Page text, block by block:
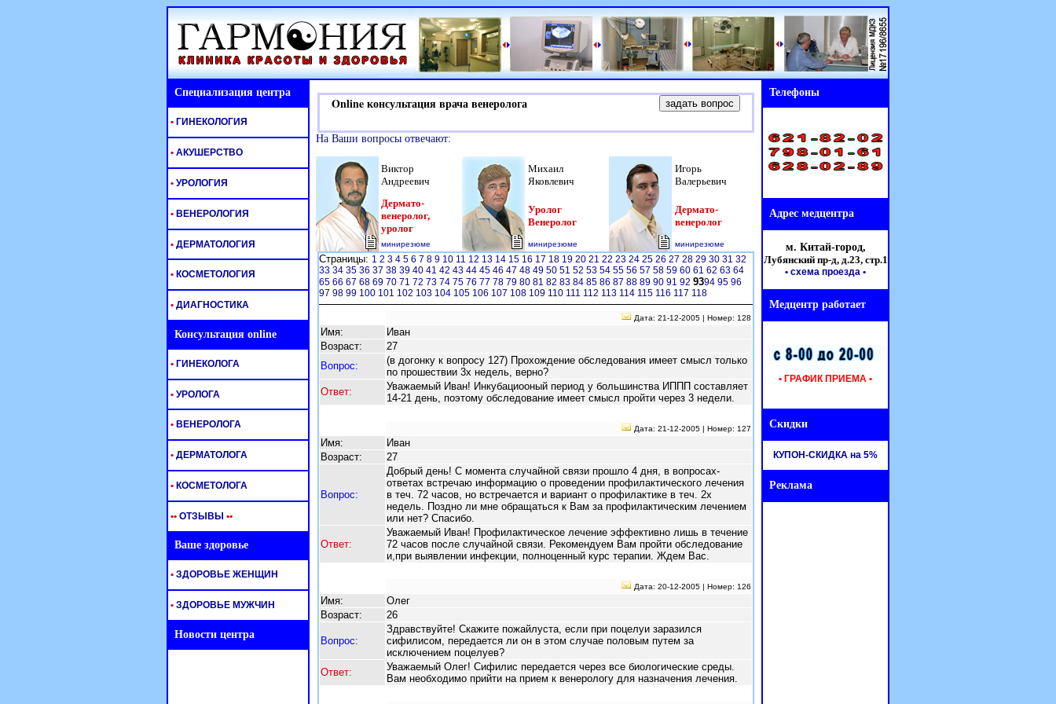
Специализация центра
Online консультация врача венеролога
На Ваши вопросы отвечают:
Виктор
Андреевич
Михаил
Яковлевич
Игорь
Валерьевич
Дермато-
венеролог,
уролог
Уролог
Венеролог
Дермато-
венеролог
минирезюме минирезюме минирезюме
Страницы: 1 2 3 4 5 6 7 8 9 10 11 12 13 14 15 16 17 18 19 20 21 22 23 24 25 26 27 28 29 30 31 32
33 34 35 36 37 38 39 40 41 42 43 44 45 46 47 48 49 50 51 52 53 54 55 56 57 58 59 60 61 62 63 64
65 66 67 68 69 70 71 72 73 74 75 76 77 78 79 80 81 82 83 84 85 86 87 88 89 90 91 92 9394 95 96
97 98 99 100 101 102 103 104 105 106 107 108 109 110 111 112 113 114 115 116 117 118
Дата: 21-12-2005 | Номер: 128
Имя:
Иван
Возраст:
27
Вопрос:
(в догонку к вопросу 127) Прохождение обследования имеет смысл только
по прошествии 3х недель, верно?
Ответ:
Уважаемый Иван! Инкубациооный период у большинства ИППП составляет
14-21 день, поэтому обследование имеет смысл пройти через 3 недели.
Дата: 21-12-2005 | Номер: 127
Имя:
Иван
Возраст:
27
Вопрос:
Добрый день! С момента случайной связи прошло 4 дня, в вопросах-
ответах встречаю информацию о проведении профилактического лечения
в теч. 72 часов, но встречается и вариант о профилактике в теч. 2х
недель. Поздно ли мне обращаться к Вам за профилактическим лечением
или нет? Спасибо.
Ответ:
Уважаемый Иван! Профилактическое лечение эффективно лишь в течение
72 часов после случайной связи. Рекомендуем Вам пройти обследование
и,при выявлении инфекции, полноценный курс терапии. Ждем Вас.
Дата: 20-12-2005 | Номер: 126
Имя:
Олег
Возраст:
26
Вопрос:
Здравствуйте! Скажите пожайлуста, если при поцелуи заразился
сифилисом, передается ли он в этом случае половым путем за
исключением поцелуев?
Ответ:
Уважаемый Олег! Сифилис передается через все биологические среды.
Вам необходимо прийти на прием к венерологу для назначения лечения.
Телефоны
• ГИНЕКОЛОГИЯ
• АКУШЕРСТВО
• УРОЛОГИЯ
• ВЕНЕРОЛОГИЯ Адрес медцентра
• ДЕРМАТОЛОГИЯ
м. Китай-город,
Лубянский пр-д, д.23, стр.1
• схема проезда •
• КОСМЕТОЛОГИЯ
• ДИАГНОСТИКА Медцентр работает
Консультация online
• ГРАФИК ПРИЕМА •
• ГИНЕКОЛОГА
• УРОЛОГА
• ВЕНЕРОЛОГА Скидки
• ДЕРМАТОЛОГА КУПОН-СКИДКА на 5%
• КОСМЕТОЛОГА Реклама
•• ОТЗЫВЫ ••
Ваше здоровье
• ЗДОРОВЬЕ ЖЕНЩИН
• ЗДОРОВЬЕ МУЖЧИН
Новости центра